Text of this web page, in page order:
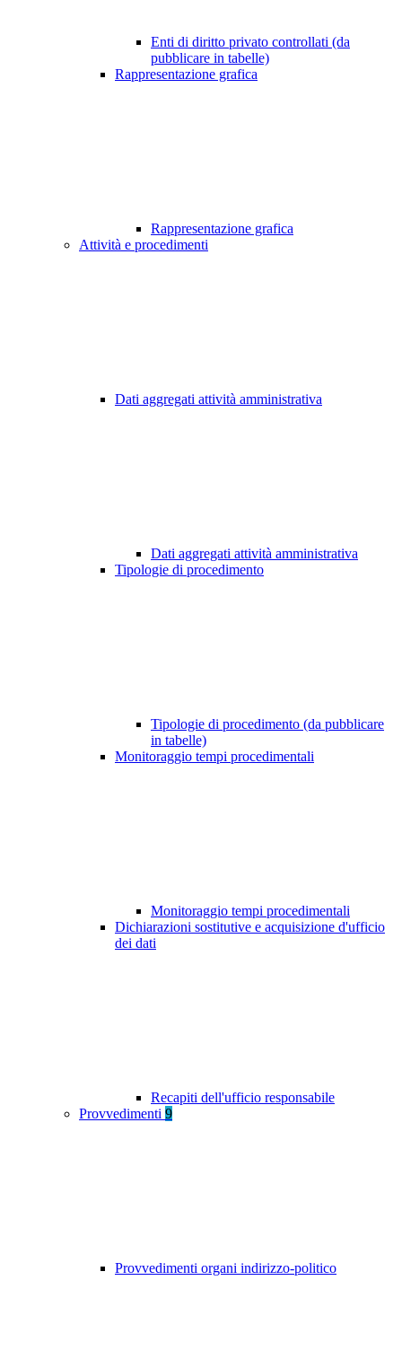
Enti di diritto privato controllati (da
pubblicare in tabelle)
Rappresentazione grafica
Rappresentazione grafica
Attività e procedimenti
Dati aggregati attività amministrativa
Dati aggregati attività amministrativa
Tipologie di procedimento
Tipologie di procedimento (da pubblicare
in tabelle)
Monitoraggio tempi procedimentali
Monitoraggio tempi procedimentali
Dichiarazioni sostitutive e acquisizione d'ufficio
dei dati
Recapiti dell'ufficio responsabile
Provvedimenti 9
Provvedimenti organi indirizzo-politico